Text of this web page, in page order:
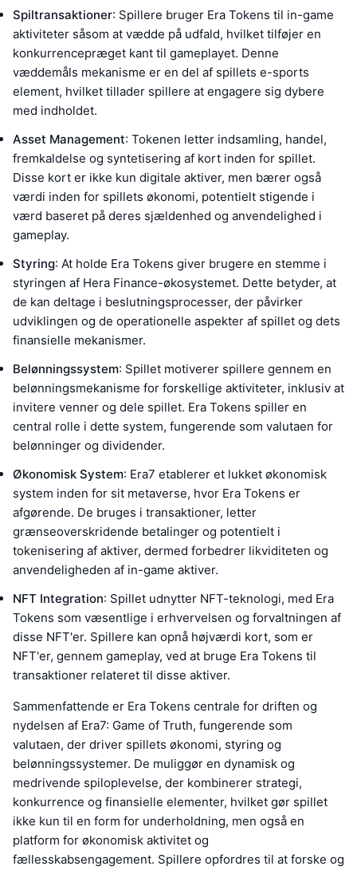
Spiltransaktioner: Spillere bruger Era Tokens til in-game
aktiviteter såsom at vædde på udfald, hvilket tilføjer en
konkurrencepræget kant til gameplayet. Denne
væddemåls mekanisme er en del af spillets e-sports
element, hvilket tillader spillere at engagere sig dybere
med indholdet.
Asset Management: Tokenen letter indsamling, handel,
fremkaldelse og syntetisering af kort inden for spillet.
Disse kort er ikke kun digitale aktiver, men bærer også
værdi inden for spillets økonomi, potentielt stigende i
værd baseret på deres sjældenhed og anvendelighed i
gameplay.
Styring: At holde Era Tokens giver brugere en stemme i
styringen af Hera Finance-økosystemet. Dette betyder, at
de kan deltage i beslutningsprocesser, der påvirker
udviklingen og de operationelle aspekter af spillet og dets
finansielle mekanismer.
Belønningssystem: Spillet motiverer spillere gennem en
belønningsmekanisme for forskellige aktiviteter, inklusiv at
invitere venner og dele spillet. Era Tokens spiller en
central rolle i dette system, fungerende som valutaen for
belønninger og dividender.
Økonomisk System: Era7 etablerer et lukket økonomisk
system inden for sit metaverse, hvor Era Tokens er
afgørende. De bruges i transaktioner, letter
grænseoverskridende betalinger og potentielt i
tokenisering af aktiver, dermed forbedrer likviditeten og
anvendeligheden af in-game aktiver.
NFT Integration: Spillet udnytter NFT-teknologi, med Era
Tokens som væsentlige i erhvervelsen og forvaltningen af
disse NFT'er. Spillere kan opnå højværdi kort, som er
NFT'er, gennem gameplay, ved at bruge Era Tokens til
transaktioner relateret til disse aktiver.
Sammenfattende er Era Tokens centrale for driften og
nydelsen af Era7: Game of Truth, fungerende som
valutaen, der driver spillets økonomi, styring og
belønningssystemer. De muliggør en dynamisk og
medrivende spiloplevelse, der kombinerer strategi,
konkurrence og finansielle elementer, hvilket gør spillet
ikke kun til en form for underholdning, men også en
platform for økonomisk aktivitet og
fællesskabsengagement. Spillere opfordres til at forske og